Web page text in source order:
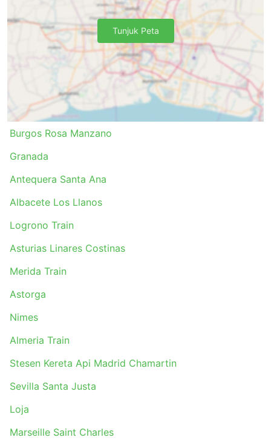
Burgos Rosa Manzano
Granada
Antequera Santa Ana
Albacete Los Llanos
Logrono Train
Asturias Linares Costinas
Merida Train
Astorga
Nimes
Almeria Train
Stesen Kereta Api Madrid Chamartin
Sevilla Santa Justa
Loja
Marseille Saint Charles
Tunjuk Peta